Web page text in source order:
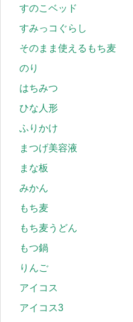
すのこベッド
すみっコぐらし
そのまま使えるもち麦
のり
はちみつ
ひな人形
ふりかけ
まつげ美容液
まな板
みかん
もち麦
もち麦うどん
もつ鍋
りんご
アイコス
アイコス3